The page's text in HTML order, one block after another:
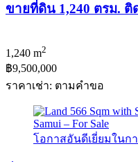
ขายที่ดิน 1,240 ตรม.
1,240 m2
฿9,500,000
ราคาเช่า: ตามคําขอ
โอกาสอันดีเยี่ยมในกา